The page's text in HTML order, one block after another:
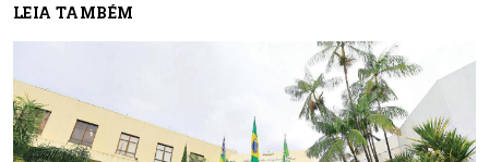
LEIA TAMBÉM